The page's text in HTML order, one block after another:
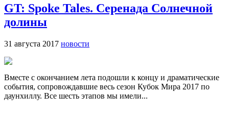
GT: Spoke Tales. Серенада Солнечной
долины
31 августа 2017 новости
Вместе с окончанием лета подошли к концу и драматические
события, сопровождавшие весь сезон Кубок Мира 2017 по
даунхиллу. Все шесть этапов мы имели...